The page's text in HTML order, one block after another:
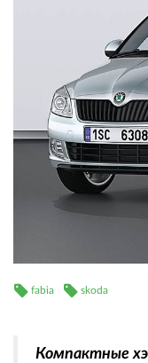
fabia skoda
Компактные